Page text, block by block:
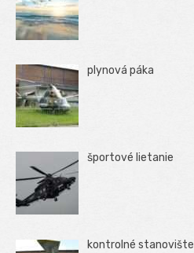
plynová páka
športové lietanie
kontrolné stanovište